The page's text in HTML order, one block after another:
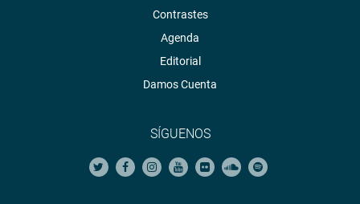
Contrastes
Agenda
Editorial
Damos Cuenta
SÍGUENOS